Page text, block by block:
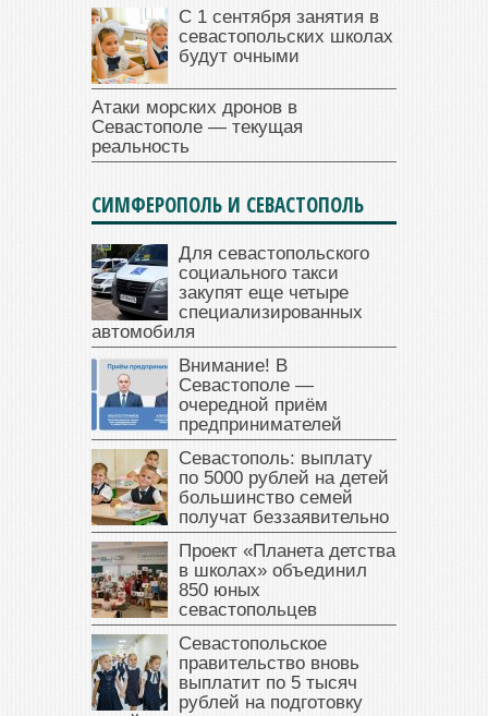
С 1 сентября занятия в
севастопольских школах
будут очными
Атаки морских дронов в
Севастополе — текущая
реальность
СИМФЕРОПОЛЬ И СЕВАСТОПОЛЬ
Для севастопольского
социального такси
закупят еще четыре
специализированных
автомобиля
Внимание! В
Севастополе —
очередной приём
предпринимателей
Севастополь: выплату
по 5000 рублей на детей
большинство семей
получат беззаявительно
Проект «Планета детства
в школах» объединил
850 юных
севастопольцев
Севастопольское
правительство вновь
выплатит по 5 тысяч
рублей на подготовку